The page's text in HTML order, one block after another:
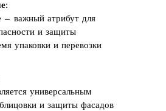
— важный атрибут для
и защиты
упаковки и перевозки
универсальным
и защиты фасадов